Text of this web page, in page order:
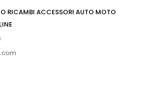
RICAMBI ACCESSORI AUTO MOTO